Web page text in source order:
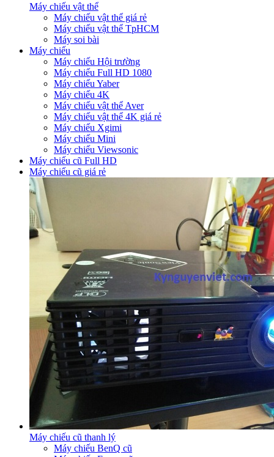
Máy chiếu vật thể
Máy chiếu vật thể giá rẻ
Máy chiếu vật thể TpHCM
Máy soi bài
Máy chiếu
Máy chiếu Hội trường
Máy chiếu Full HD 1080
Máy chiếu Yaber
Máy chiếu 4K
Máy chiếu vật thể Aver
Máy chiếu vật thể 4K giá rẻ
Máy chiếu Xgimi
Máy chiếu Mini
Máy chiếu Viewsonic
Máy chiếu cũ Full HD
Máy chiếu cũ giá rẻ
Máy chiếu cũ thanh lý
Máy chiếu BenQ cũ